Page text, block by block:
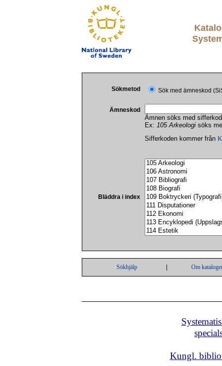
Sökmetod Sök med ämneskod
Ämneskod
Ämnen söks med
Ex: 105 Arkeologi söks
Sifferkoden kommer från
Bläddra i index
Sökhjälp Om
Kungl.